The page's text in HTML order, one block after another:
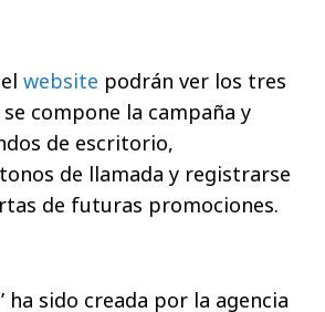
website podrán ver los tres
compone la campaña y
de escritorio,
de llamada y registrarse
de futuras promociones.
ha sido creada por la agencia